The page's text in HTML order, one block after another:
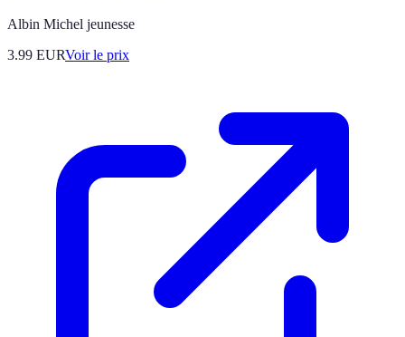
Albin Michel jeunesse
3.99 EURVoir le prix